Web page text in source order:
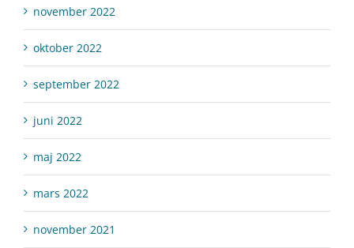
november 2022
oktober 2022
september 2022
juni 2022
maj 2022
mars 2022
november 2021